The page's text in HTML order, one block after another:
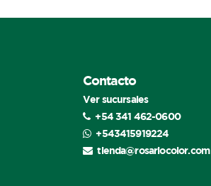
Contacto
Ver sucursales
+54 341 462-0600
+543415919224
tienda@rosariocolor.com